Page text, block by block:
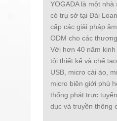
YOGADA là một nhà
có trụ sở tại Đài
cấp các giải pháp
ODM cho các
Với hơn 40 năm
tôi thiết kế và chế
USB, micro cài áo,
micro biên giới phù
thống phát trực
dục và truyền thông